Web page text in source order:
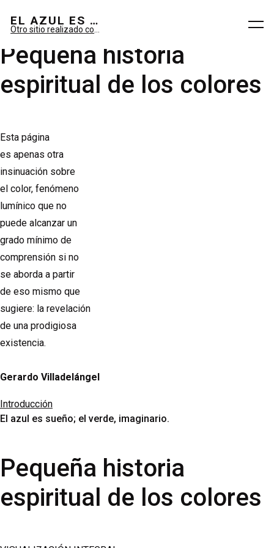
EL AZUL ES SUEÑO; EL VERDE ES IMAGINARIO
Pequeña historia
espiritual de los colores
Esta página
es apenas otra
insinuación sobre
el color, fenómeno
lumínico que no
puede alcanzar un
grado mínimo de
comprensión si no
se aborda a partir
de eso mismo que
sugiere: la revelación
de una prodigiosa
existencia.
Gerardo Villadelángel
Introducción
El azul es sueño; el verde, imaginario.
Pequeña historia
espiritual de los colores